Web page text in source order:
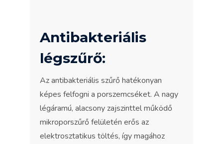
Antibakteriális
légszűrő:
Az antibakteriális szűrő hatékonyan
képes felfogni a porszemcséket. A nagy
légáramú, alacsony zajszinttel működő
mikroporszűrő felületén erős az
elektrosztatikus töltés, így magához